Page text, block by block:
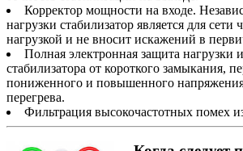
Корректор мощности на входе.
нагрузки стабилизатор является для сети
нагрузкой и не вносит искажений в
Полная электронная защита нагрузки
стабилизатора от короткого замыкания,
пониженного и повышенного
перегрева.
Фильтрация высокочастотных помех